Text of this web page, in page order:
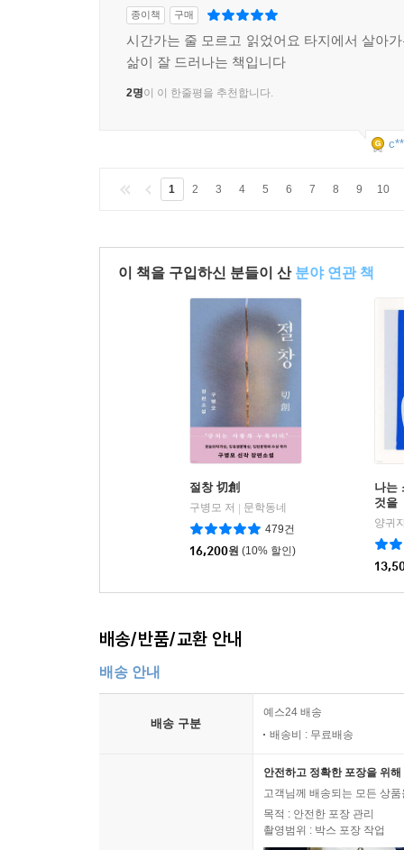
종이책 구매
시간가는 줄 모르고 읽었어요 타지에서 살아
삶이 잘 드러나는 책입니다
2명이 이 한줄평을 추천합니다.
1 2 3 4 5 6 7 8 9 10
이 책을 구입하신 분들이 산 분야 연관 책
절창 切創
구병모 저
문학동네
479건
16,200원 (10% 할인)
나는
것을
양귀
배송/반품/교환 안내
배송 안내
배송 구분
예스24 배송
배송비 : 무료배송
안전하고 정확한 포장을 위
고객님께 배송되는 모든 상
목적 : 안전한 포장 관리
촬영범위 : 박스 포장 작업